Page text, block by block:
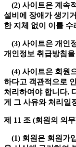
(2) 사이트은 계속
설비에 장애가 생기
한 지체 없이 이를
(3) 사이트은 개인
개인정보 취급방침
(4) 사이트은 회원
하다고 객관적으로
처리하여야 합니다.
게 그 사유와 처리일
제 11 조 (회원의 의
(1) 회원은 회원가